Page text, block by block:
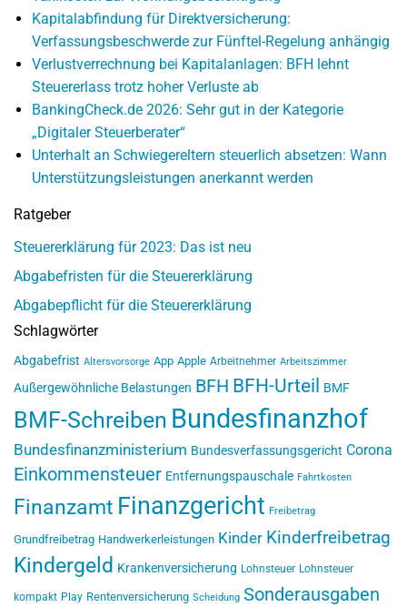
Kapitalabfindung für Direktversicherung:
Verfassungsbeschwerde zur Fünftel-Regelung anhängig
Verlustverrechnung bei Kapitalanlagen: BFH lehnt
Steuererlass trotz hoher Verluste ab
BankingCheck.de 2026: Sehr gut in der Kategorie
„Digitaler Steuerberater“
Unterhalt an Schwiegereltern steuerlich absetzen: Wann
Unterstützungsleistungen anerkannt werden
Ratgeber
Steuererklärung für 2023: Das ist neu
Abgabefristen für die Steuererklärung
Abgabepflicht für die Steuererklärung
Schlagwörter
Abgabefrist Altersvorsorge App Apple Arbeitnehmer Arbeitszimmer
Außergewöhnliche Belastungen BFH BFH-Urteil BMF
BMF-Schreiben Bundesfinanzhof
Bundesfinanzministerium Bundesverfassungsgericht Corona
Einkommensteuer Entfernungspauschale Fahrtkosten
Finanzamt Finanzgericht Freibetrag
Grundfreibetrag Handwerkerleistungen Kinder Kinderfreibetrag
Kindergeld Krankenversicherung Lohnsteuer Lohnsteuer
kompakt Play Rentenversicherung Scheidung Sonderausgaben